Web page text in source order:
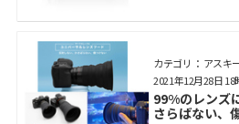
カテゴリ： アスキ
99%のレンズ
さらばない、
2021年12月28日 18